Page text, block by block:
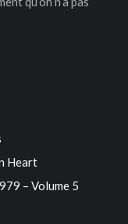
Heart
– Volume 5